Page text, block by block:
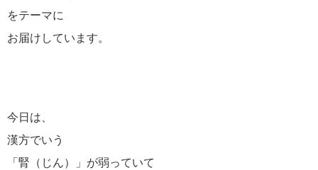
をテーマに
お届けしています。
今日は、
漢方でいう
「腎（じん）」が弱っていて